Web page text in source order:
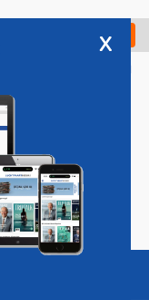
Check in
Vacatures
x